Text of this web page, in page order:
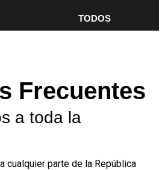
TODOS
Frecuentes
a toda la
cualquier parte de la República